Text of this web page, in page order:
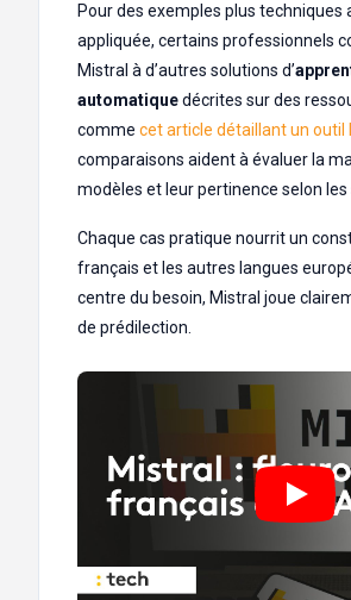
Pour des exemples plus techniques
appliquée, certains professionnels
Mistral à d’autres solutions d’
automatiquedécrites sur des
comme cet article détaillant un outil
comparaisons aident à évaluer la
modèles et leur pertinence selon les
Chaque cas pratique nourrit un
français et les autres langues
centre du besoin, Mistral joue
de prédilection.